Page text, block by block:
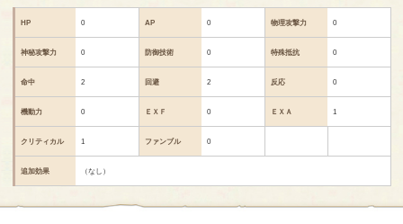
HP 0 AP 0 物理攻撃力 0
神秘攻撃力 0 防御技術 0 特殊抵抗 0
命中 2 回避 2 反応 0
機動力 0 ＥＸＦ 0 ＥＸＡ 1
クリティカル 1 ファンブル 0
追加効果 （なし）